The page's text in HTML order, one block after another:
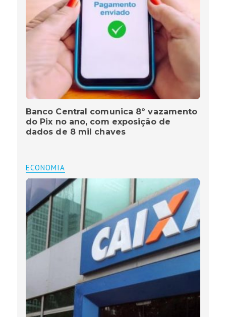
Banco Central comunica 8º vazamento
do Pix no ano, com exposição de
dados de 8 mil chaves
ECONOMIA